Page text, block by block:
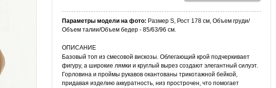
Параметры модели на фото: Размер S, Рост 178 см, Объем груди/
Объем талии/Объем бедер - 85/63/96 см.
ОПИСАНИЕ
Базовый топ из смесовой вискозы. Облегающий крой подчеркивает
фигуру, а широкие лямки и круглый вырез создают элегантный силуэт.
Горловина и проймы рукавов окантованы трикотажной бейкой,
придавая изделию аккуратность, низ прострочен, что помогает